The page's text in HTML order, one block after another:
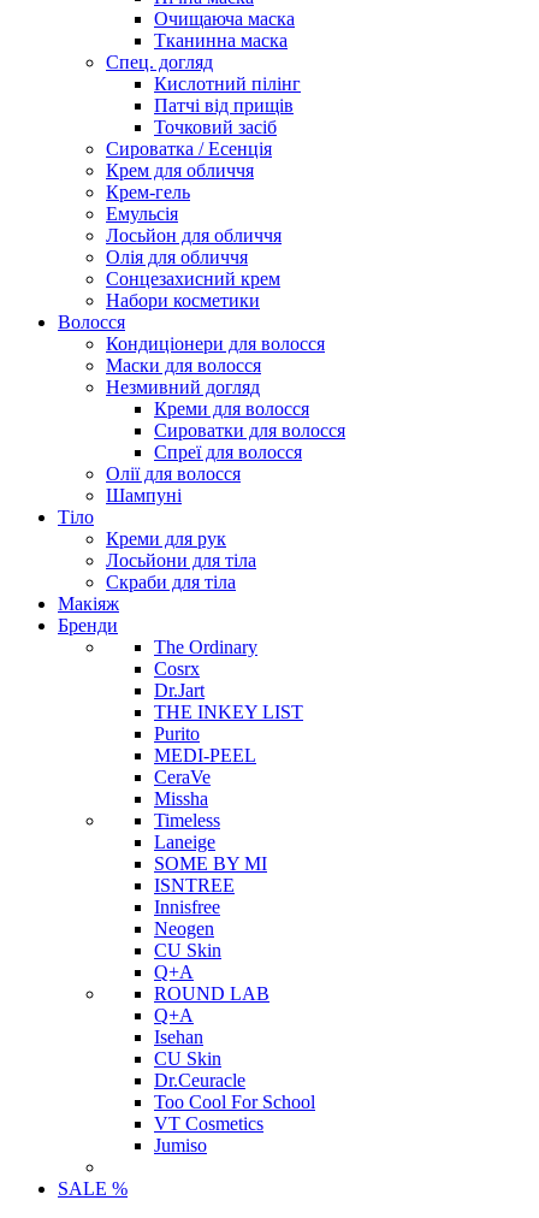
Очищаюча маска
Тканинна маска
Спец. догляд
Кислотний пілінг
Патчі від прищів
Точковий засіб
Сироватка / Есенція
Крем для обличчя
Крем-гель
Емульсія
Лосьйон для обличчя
Олія для обличчя
Сонцезахисний крем
Набори косметики
Волосся
Кондиціонери для волосся
Маски для волосся
Незмивний догляд
Креми для волосся
Сироватки для волосся
Спреї для волосся
Олії для волосся
Шампуні
Тіло
Креми для рук
Лосьйони для тіла
Скраби для тіла
Макіяж
Бренди
The Ordinary
Cosrx
Dr.Jart
THE INKEY LIST
Purito
MEDI-PEEL
CeraVe
Missha
Timeless
Laneige
SOME BY MI
ISNTREE
Innisfree
Neogen
CU Skin
Q+A
ROUND LAB
Q+A
Isehan
CU Skin
Dr.Ceuracle
Too Cool For School
VT Cosmetics
Jumiso
SALE %